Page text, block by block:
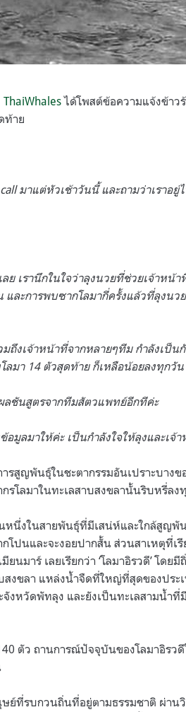
ThaiWhalesได้โพสต์ข้อความแจ้งข้าว
ท้าย
มาแต่หัวเช้าวันนี้ และถามว่าเราอยู่
ย เรานึกในใจว่าลุงนวยที่ช่วยเจ้าหน้า
และการพบซากโลมากี่ครั้งแล้วที่ลุงน
ถึงเจ้าหน้าที่จากหลายๆทีม กำลังเป็น
ลมา 14 ตัวสุดท้าย ก็เหลือน้อยลงทุกวัน
ลชันสูตรจากทีมสัตวแพทย์อีกทีค่ะ
ลมาให้ค่ะ เป็นกำลังใจให้ลุงและเจ้
สูญพันธุ์ในชะตากรรมอันเปราะบางข
รโลมาในทะเลสาบสงขลานั้นริบหรี่ลง
หนึ่งในสายพันธุ์ที่มีเสน่ห์และใกล้สูญ
ปนและจะงอยปากสั้น ส่วนสาเหตุที่เ
มาร์ เลยเรียกว่า ‘โลมาอิรวดี’ โดย
สงขลา แหล่งน้ำจืดที่ใหญ่ที่สุดของประ
งหวัดพัทลุง และยังเป็นทะเลสามน้ำ
ตัว ถานการณ์ปัจจุบันของโลมาอิรวดี
ย์ที่รบกวนถิ่นที่อยู่ตามธรรมชาติ ผ่าน